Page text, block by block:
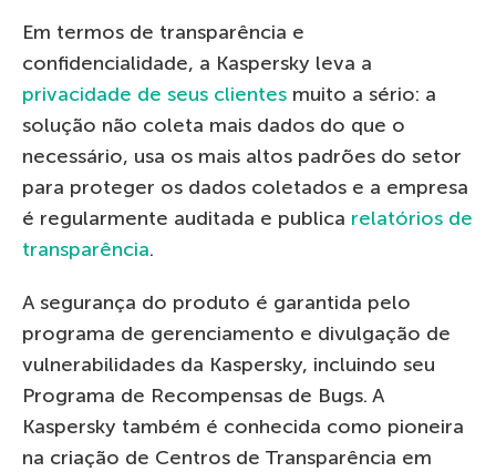
Em termos de transparência e
confidencialidade, a Kaspersky leva a
privacidade de seus clientes muito a sério: a
solução não coleta mais dados do que o
necessário, usa os mais altos padrões do setor
para proteger os dados coletados e a empresa
é regularmente auditada e publica relatórios de
transparência.
A segurança do produto é garantida pelo
programa de gerenciamento e divulgação de
vulnerabilidades da Kaspersky, incluindo seu
Programa de Recompensas de Bugs. A
Kaspersky também é conhecida como pioneira
na criação de Centros de Transparência em